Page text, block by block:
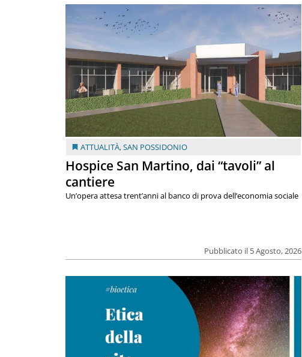
ATTUALITÀ,SAN POSSIDONIO
Hospice San Martino, dai “tavoli” al
cantiere
Pubblicato il 5 Agosto, 2026
Un’opera attesa trent’anni al banco di prova dell’economia sociale